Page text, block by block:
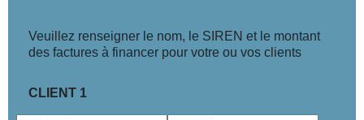
Veuillez renseigner le nom, le SIREN et le montant
des factures à financer pour votre ou vos clients
CLIENT 1